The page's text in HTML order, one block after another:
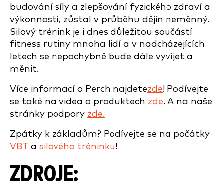
budování síly a zlepšování fyzického zdraví a
výkonnosti, zůstal v průběhu dějin neměnný.
Silový trénink je i dnes důležitou součástí
fitness rutiny mnoha lidí a v nadcházejících
letech se nepochybně bude dále vyvíjet a
měnit.
Více informací o Perch najdetezde! Podívejte
se také na videa o produktech zde. A na naše
stránky podpory zde.
Zpátky k základům? Podívejte se na počátky
VBT a silového tréninku!
ZDROJE: